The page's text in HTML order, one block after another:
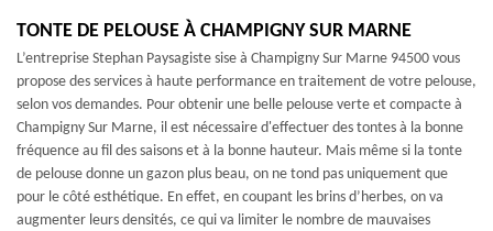
TONTE DE PELOUSE À CHAMPIGNY SUR MARNE
L’entreprise Stephan Paysagiste sise à Champigny Sur Marne 94500 vous
propose des services à haute performance en traitement de votre pelouse,
selon vos demandes. Pour obtenir une belle pelouse verte et compacte à
Champigny Sur Marne, il est nécessaire d'effectuer des tontes à la bonne
fréquence au fil des saisons et à la bonne hauteur. Mais même si la tonte
de pelouse donne un gazon plus beau, on ne tond pas uniquement que
pour le côté esthétique. En effet, en coupant les brins d’herbes, on va
augmenter leurs densités, ce qui va limiter le nombre de mauvaises